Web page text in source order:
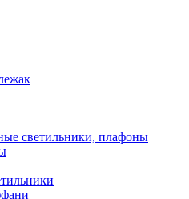
светильники, плафоны